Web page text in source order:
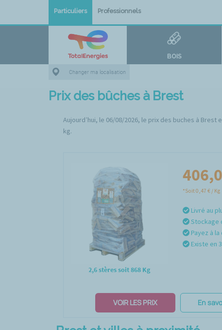
Particuliers Professionnels
BOIS
Changer ma localisation
Prix des bûches à Brest
Aujourd’hui, le 06/08/2026, le prix des buches à
kg.
2,6 stères soit 868 Kg
*Soit 0,47 € / Kg
Livré au
Stockage
Payez à la
Existe en
VOIR LES PRIX En